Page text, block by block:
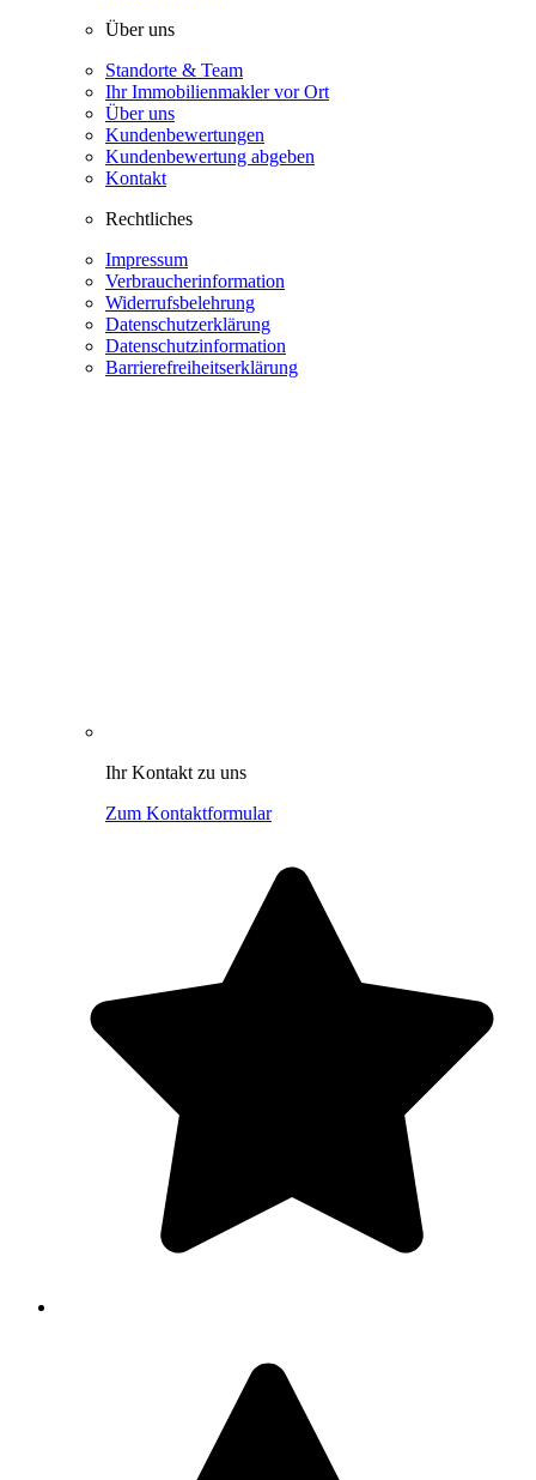
Über uns
Standorte & Team
Ihr Immobilienmakler vor Ort
Über uns
Kundenbewertungen
Kundenbewertung abgeben
Kontakt
Rechtliches
Impressum
Verbraucherinformation
Widerrufsbelehrung
Datenschutzerklärung
Datenschutzinformation
Barrierefreiheitserklärung
Ihr Kontakt zu uns
Zum Kontaktformular